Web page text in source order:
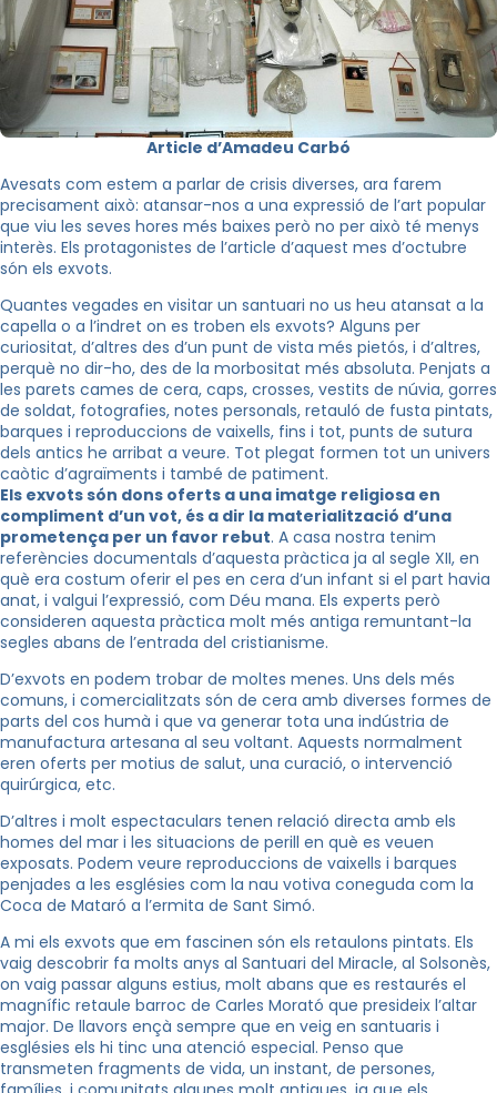
Article d’Amadeu Carbó
Avesats com estem a parlar de crisis diverses, ara farem
precisament això: atansar-nos a una expressió de l’art popular
que viu les seves hores més baixes però no per això té menys
interès. Els protagonistes de l’article d’aquest mes d’octubre
són els exvots.
Quantes vegades en visitar un santuari no us heu atansat a la
capella o a l’indret on es troben els exvots? Alguns per
curiositat, d’altres des d’un punt de vista més pietós, i d’altres,
perquè no dir-ho, des de la morbositat més absoluta. Penjats a
les parets cames de cera, caps, crosses, vestits de núvia, gorres
de soldat, fotografies, notes personals, retauló de fusta pintats,
barques i reproduccions de vaixells, fins i tot, punts de sutura
dels antics he arribat a veure. Tot plegat formen tot un univers
caòtic d’agraïments i també de patiment.
Els exvots són dons oferts a una imatge religiosa en
compliment d’un vot, és a dir la materialització d’una
prometença per un favor rebut. A casa nostra tenim
referències documentals d’aquesta pràctica ja al segle XII, en
què era costum oferir el pes en cera d’un infant si el part havia
anat, i valgui l’expressió, com Déu mana. Els experts però
consideren aquesta pràctica molt més antiga remuntant-la
segles abans de l’entrada del cristianisme.
D’exvots en podem trobar de moltes menes. Uns dels més
comuns, i comercialitzats són de cera amb diverses formes de
parts del cos humà i que va generar tota una indústria de
manufactura artesana al seu voltant. Aquests normalment
eren oferts per motius de salut, una curació, o intervenció
quirúrgica, etc.
D’altres i molt espectaculars tenen relació directa amb els
homes del mar i les situacions de perill en què es veuen
exposats. Podem veure reproduccions de vaixells i barques
penjades a les esglésies com la nau votiva coneguda com la
Coca de Mataró a l’ermita de Sant Simó.
A mi els exvots que em fascinen són els retaulons pintats. Els
vaig descobrir fa molts anys al Santuari del Miracle, al Solsonès,
on vaig passar alguns estius, molt abans que es restaurés el
magnífic retaule barroc de Carles Morató que presideix l’altar
major. De llavors ençà sempre que en veig en santuaris i
esglésies els hi tinc una atenció especial. Penso que
transmeten fragments de vida, un instant, de persones,